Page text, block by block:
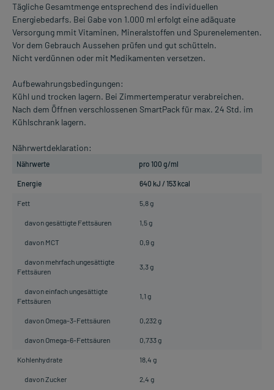
Tägliche Gesamtmenge entsprechend des individuellen
Energiebedarfs. Bei Gabe von 1.000 ml erfolgt eine adäquate
Versorgung mmit Vitaminen, Mineralstoffen und Spurenelementen.
Vor dem Gebrauch Aussehen prüfen und gut schütteln.
Nicht verdünnen oder mit Medikamenten versetzen.
Aufbewahrungsbedingungen:
Kühl und trocken lagern. Bei Zimmertemperatur verabreichen.
Nach dem Öffnen verschlossenen SmartPack für max. 24 Std. im
Kühlschrank lagern.
Nährwertdeklaration:
Nährwerte pro 100 g/ml
Energie 640 kJ / 153 kcal
Fett 5,8 g
davon gesättigte Fettsäuren 1,5 g
davon MCT 0,9 g
davon mehrfach ungesättigte
Fettsäuren
3,3 g
davon einfach ungesättigte
Fettsäuren
1,1 g
davon Omega-3-Fettsäuren 0,232 g
davon Omega-6-Fettsäuren 0,733 g
Kohlenhydrate 18,4 g
davon Zucker 2,4 g